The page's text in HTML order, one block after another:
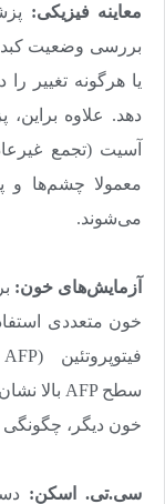
معاینه فیزیکی:
بررسی وضعیت
یا هرگونه تغییر
دهد. علاوه
آسیت (تجمع
معمولا چشم‌‌‌ها و
می‌شوند.
آزمایش‌‌‌های خون:
خون متعددی
فیتوپروتئین AFP)
سطح AFP بالا
خون دیگر، چگونگی
سی.تی. اسکن: